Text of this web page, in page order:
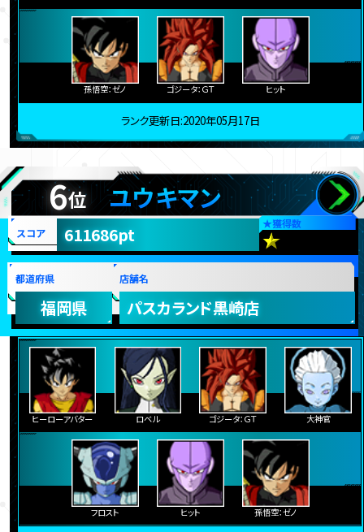
孫悟空：ゼノ ゴジータ：ＧＴ ヒット
ランク更新日:2020年05月17日
6位 ユウキマン
★獲得数
スコア 611686pt
都道府県
福岡県
店舗名
パスカランド黒崎店
ヒーローアバター ロベル ゴジータ：ＧＴ 大神官
フロスト ヒット 孫悟空：ゼノ